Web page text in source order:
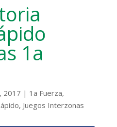
1a
2017 | 1a Fuerza,
, Juegos Interzonas